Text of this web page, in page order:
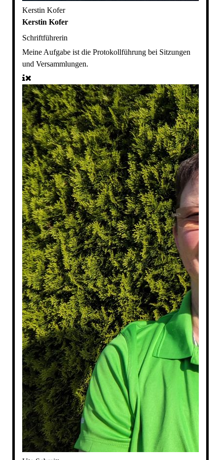
Kerstin Kofer
Kerstin Kofer
Schriftführerin
Meine Aufgabe ist die Protokollführung bei Sitzungen
und Versammlungen.